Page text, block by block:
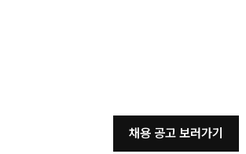
채용 공고 보러가기